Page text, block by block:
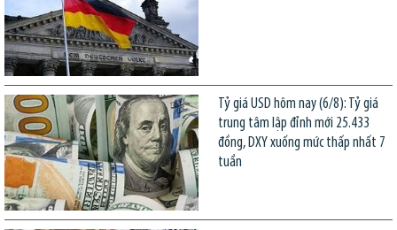
Tỷ giá USD hôm nay (6/8): Tỷ giá
trung tâm lập đỉnh mới 25.433
đồng, DXY xuống mức thấp nhất 7
tuần